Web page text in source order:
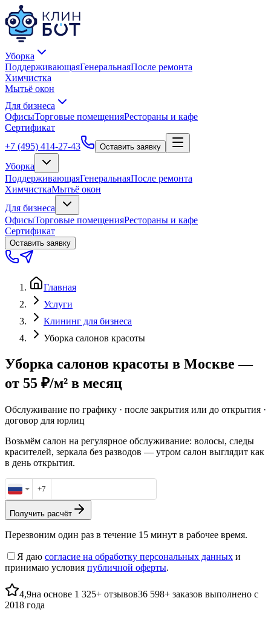
Уборка
ПоддерживающаяГенеральнаяПосле ремонта
Химчистка
Мытьё окон
Для бизнеса
ОфисыТорговые помещенияРестораны и кафе
Сертификат
+7 (495) 414-27-43
Оставить заявку
Уборка
ПоддерживающаяГенеральнаяПосле ремонта
ХимчисткаМытьё окон
Для бизнеса
ОфисыТорговые помещенияРестораны и кафе
Сертификат
Оставить заявку
Главная
Услуги
Клининг для бизнеса
Уборка салонов красоты
Уборка салонов красоты в Москве —
от 55 ₽/м² в месяц
Обслуживание по графику · после закрытия или до открытия ·
договор для юрлиц
Возьмём салон на регулярное обслуживание: волосы, следы
красителей, зеркала без разводов — утром салон выглядит как
в день открытия.
+7
Получить расчёт
Перезвоним один раз в течение 15 минут в рабочее время.
Я даю согласие на обработку персональных данных и
принимаю условия публичной оферты.
4,9на основе 1 325+ отзывов36 598+ заказов выполнено с
2018 года